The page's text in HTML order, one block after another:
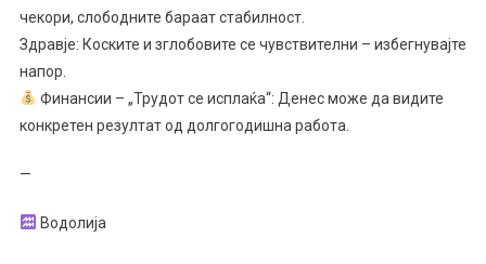
чекори, слободните бараат стабилност.
Здравје: Коските и зглобовите се чувствителни – избегнувајте
напор.
Финансии – „Трудот се исплаќа“: Денес може да видите
конкретен резултат од долгогодишна работа.
—
Водолија